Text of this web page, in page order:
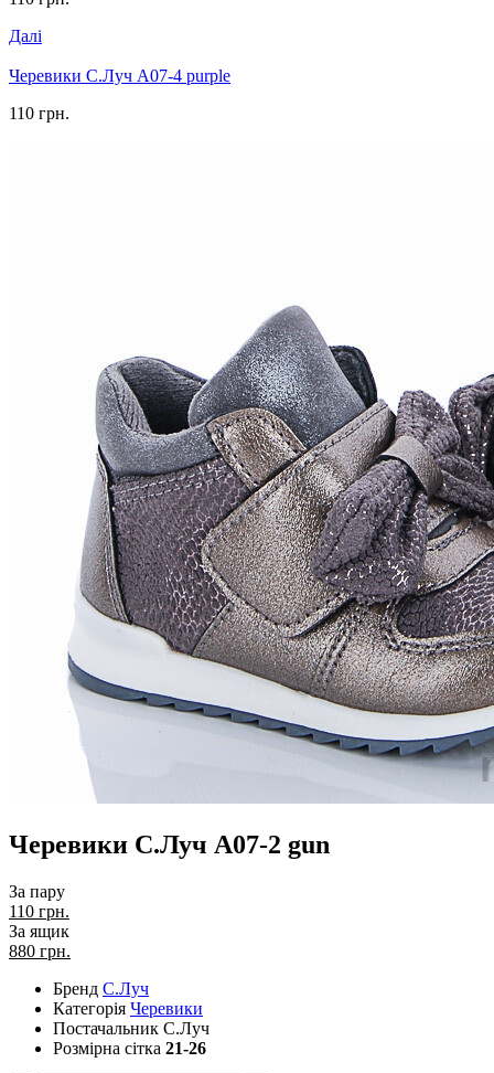
Далі
Черевики С.Луч A07-4 purple
110 грн.
Черевики С.Луч A07-2 gun
За пару
110 грн.
За ящик
880 грн.
Бренд С.Луч
Категорія Черевики
Постачальник С.Луч
Розмірна сітка 21-26